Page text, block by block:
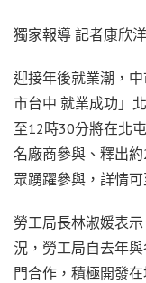
獨家報導 記者康欣
迎接年後就業潮，
市台中 就業成功」
至12時30分將在北
名廠商參與、釋出
眾踴躍參與，詳情
勞工局長林淑媛表
況，勞工局自去年
門合作，積極開發